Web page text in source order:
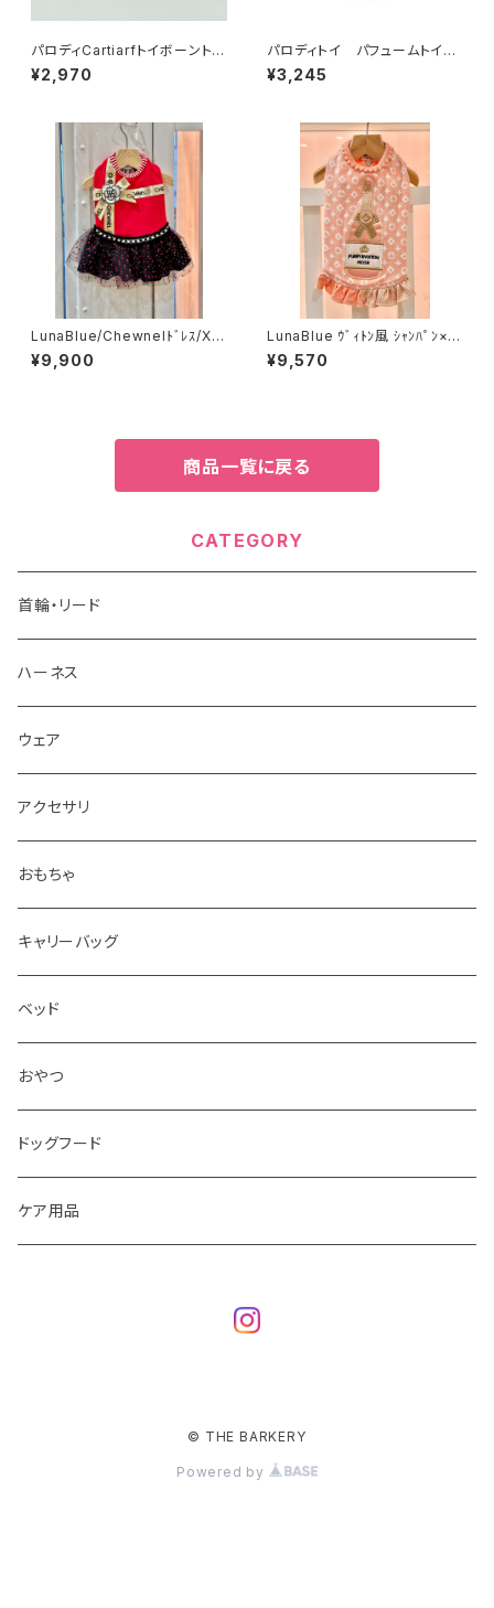
パロディCartiarfトイボーントイ
Lサイズ 241-204-1069
¥2,970
パロディトイ パフュームトイ
841-012-1929
¥3,245
LunaBlue/Chewnelﾄﾞﾚｽ/XS,
S/521-245～
¥9,900
LunaBlue ｳﾞｨﾄﾝ風 ｼｬﾝﾊﾟﾝ×ﾓﾉ
ｸﾞﾗﾑﾄﾞﾚｽ Ⅿ/L 421-220～
¥9,570
商品一覧に戻る
CATEGORY
首輪・リード
ハーネス
ウェア
アクセサリ
おもちゃ
キャリーバッグ
ベッド
おやつ
ドッグフード
ケア用品
© THE BARKERY
Powered by